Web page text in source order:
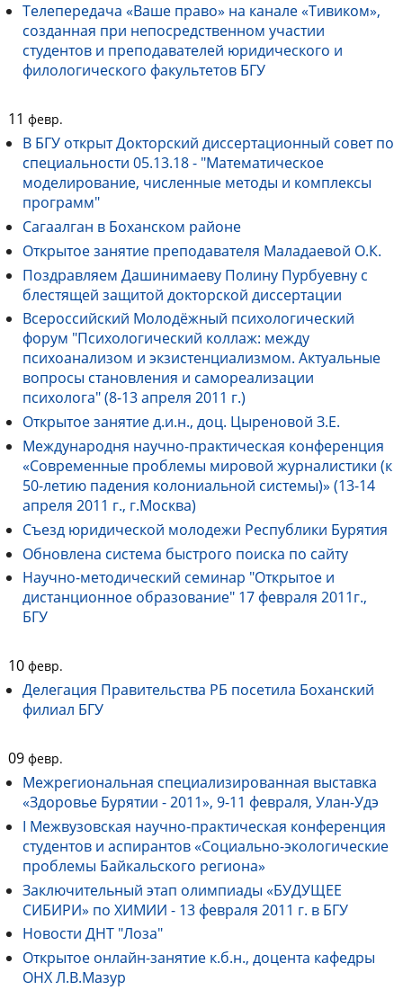
Телепередача «Ваше право» на канале «Тивиком»,
созданная при непосредственном участии
студентов и преподавателей юридического и
филологического факультетов БГУ
11 февр.
В БГУ открыт Докторский диссертационный совет по
специальности 05.13.18 - "Математическое
моделирование, численные методы и комплексы
программ"
Сагаалган в Боханском районе
Открытое занятие преподавателя Маладаевой О.К.
Поздравляем Дашинимаеву Полину Пурбуевну с
блестящей защитой докторской диссертации
Всероссийский Молодёжный психологический
форум "Психологический коллаж: между
психоанализом и экзистенциализмом. Актуальные
вопросы становления и самореализации
психолога" (8-13 апреля 2011 г.)
Открытое занятие д.и.н., доц. Цыреновой З.Е.
Международня научно-практическая конференция
«Современные проблемы мировой журналистики (к
50-летию падения колониальной системы)» (13-14
апреля 2011 г., г.Москва)
Съезд юридической молодежи Республики Бурятия
Обновлена система быстрого поиска по сайту
Научно-методический семинар "Открытое и
дистанционное образование" 17 февраля 2011г.,
БГУ
10 февр.
Делегация Правительства РБ посетила Боханский
филиал БГУ
09 февр.
Межрегиональная специализированная выставка
«Здоровье Бурятии - 2011», 9-11 февраля, Улан-Удэ
I Межвузовская научно-практическая конференция
студентов и аспирантов «Социально-экологические
проблемы Байкальского региона»
Заключительный этап олимпиады «БУДУЩЕЕ
СИБИРИ» по ХИМИИ - 13 февраля 2011 г. в БГУ
Новости ДНТ "Лоза"
Открытое онлайн-занятие к.б.н., доцента кафедры
ОНХ Л.В.Мазур